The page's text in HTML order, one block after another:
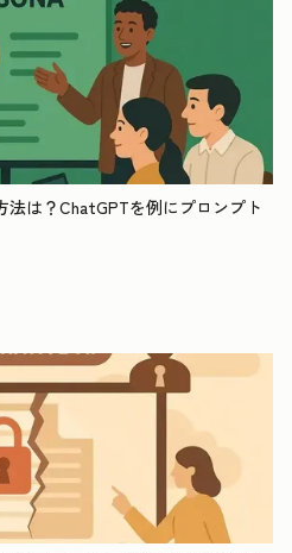
法は？ChatGPTを例にプロンプト